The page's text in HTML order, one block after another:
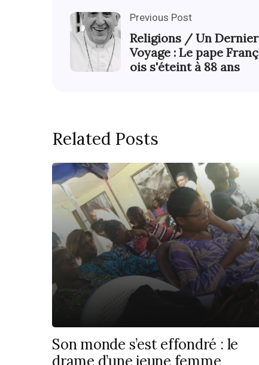
Previous Post
Religions / Un Dernier
Voyage : Le pape Franç
ois s'éteint à 88 ans
Related Posts
Son monde s’est effondré : le
drame d’une jeune femme